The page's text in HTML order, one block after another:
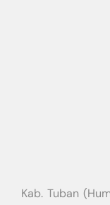
Kab. Tuban